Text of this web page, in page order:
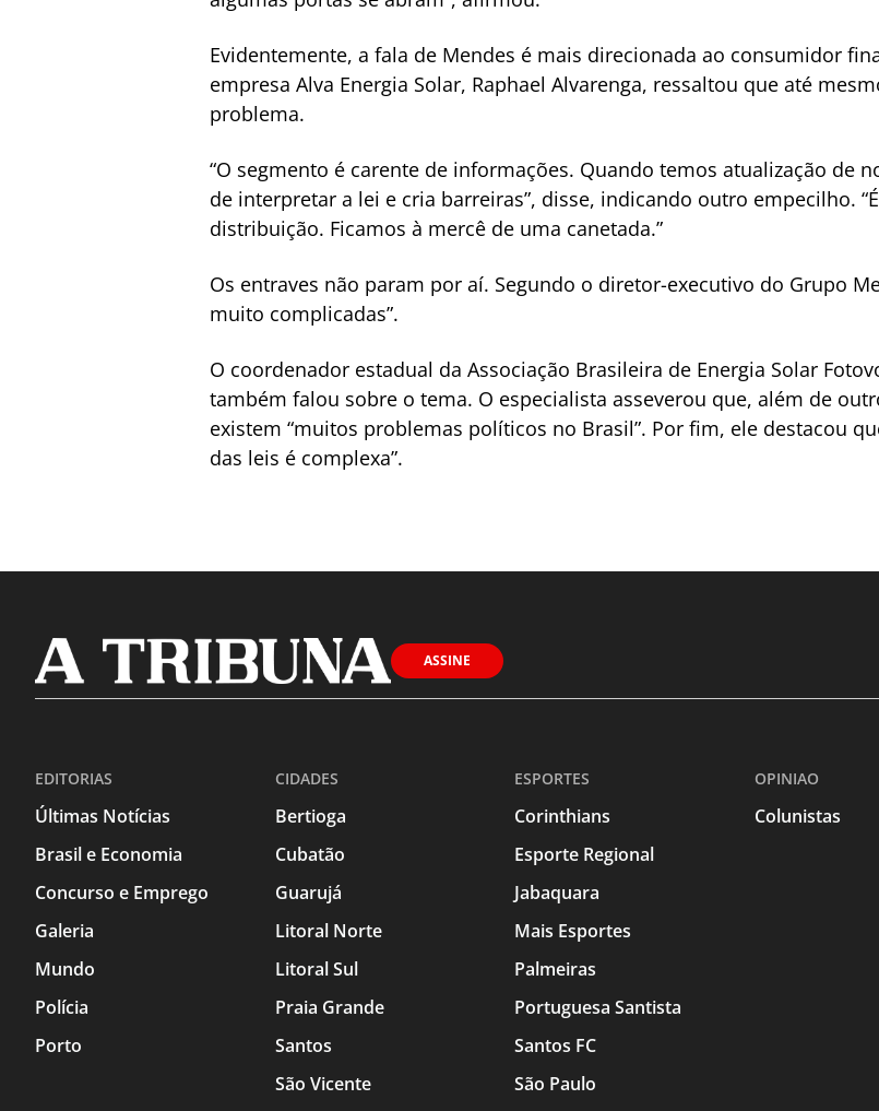
Evidentemente, a fala de Mendes é mais direcionada ao consumidor
empresa Alva Energia Solar, Raphael Alvarenga, ressaltou que até
problema.
“O segmento é carente de informações. Quando temos atualização de
de interpretar a lei e cria barreiras”, disse, indicando outro empecilho.
distribuição. Ficamos à mercê de uma canetada.”
Os entraves não param por aí. Segundo o diretor-executivo do Grupo
muito complicadas”.
O coordenador estadual da Associação Brasileira de Energia Solar
também falou sobre o tema. O especialista asseverou que, além de
existem “muitos problemas políticos no Brasil”. Por fim, ele destacou
das leis é complexa”.
ASSINE
EDITORIAS
Últimas Notícias
Brasil e Economia
Concurso e Emprego
Galeria
Mundo
Polícia
Porto
CIDADES
Bertioga
Cubatão
Guarujá
Litoral Norte
Litoral Sul
Praia Grande
Santos
São Vicente
ESPORTES
Corinthians
Esporte Regional
Jabaquara
Mais Esportes
Palmeiras
Portuguesa Santista
Santos FC
São Paulo
OPINIAO
Colunistas